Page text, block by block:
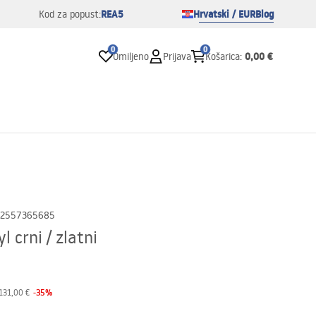
Kod za popust:REA5 Hrvatski / EURBlog
0
Omiljeno Prijava
0
Košarica: 0,00 €
crni / zlatni
€ -35%